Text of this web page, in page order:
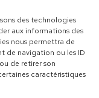
des technologies
aux informations des
nous permettra de
de navigation ou les ID
de retirer son
caractéristiques
par Atlantic